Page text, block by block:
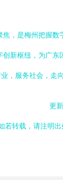
，是梅州把握
新枢纽，为广
，服务社会，走
更
若转载，请注明